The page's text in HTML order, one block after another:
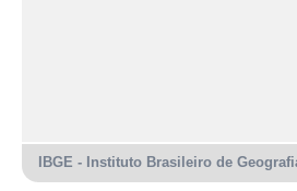
IBGE - Instituto Brasileiro de